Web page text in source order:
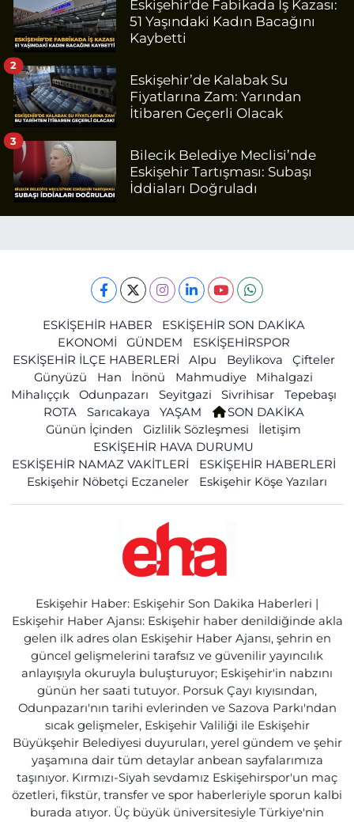
Eskişehir'de Fabikada İş Kazası:
51 Yaşındaki Kadın Bacağını
Kaybetti
Eskişehir’de Kalabak Su
Fiyatlarına Zam: Yarından
İtibaren Geçerli Olacak
2
Bilecik Belediye Meclisi’nde
Eskişehir Tartışması: Subaşı
İddiaları Doğruladı
3
ESKİŞEHİR HABER
ESKİŞEHİR SON DAKİKA
EKONOMİ
GÜNDEM
ESKİŞEHİRSPOR
ESKİŞEHİR İLÇE HABERLERİ
Alpu Beylikova
Çifteler
Günyüzü
Han İnönü Mahmudiye
Mihalgazi
Mihalıççık
Odunpazarı Seyitgazi Sivrihisar
Tepebaşı
ROTA
Sarıcakaya YAŞAM
SON DAKİKA
Günün İçinden
Gizlilik Sözleşmesi
İletişim
ESKİŞEHİR HAVA DURUMU
ESKİŞEHİR NAMAZ VAKİTLERİ
ESKİŞEHİR HABERLERİ
Eskişehir Nöbetçi Eczaneler
Eskişehir Köşe Yazıları
Eskişehir Haber: Eskişehir Son Dakika Haberleri |
Eskişehir Haber Ajansı: Eskişehir haber denildiğinde akla
gelen ilk adres olan Eskişehir Haber Ajansı, şehrin en
güncel gelişmelerini tarafsız ve güvenilir yayıncılık
anlayışıyla okuruyla buluşturuyor; Eskişehir'in nabzını
günün her saati tutuyor. Porsuk Çayı kıyısından,
Odunpazarı'nın tarihi evlerinden ve Sazova Parkı'ndan
sıcak gelişmeler, Eskişehir Valiliği ile Eskişehir
Büyükşehir Belediyesi duyuruları, yerel gündem ve şehir
yaşamına dair tüm detaylar anbean sayfalarımıza
taşınıyor. Kırmızı-Siyah sevdamız Eskişehirspor'un maç
özetleri, fikstür, transfer ve spor haberleriyle sporun kalbi
burada atıyor. Üç büyük üniversitesiyle Türkiye'nin